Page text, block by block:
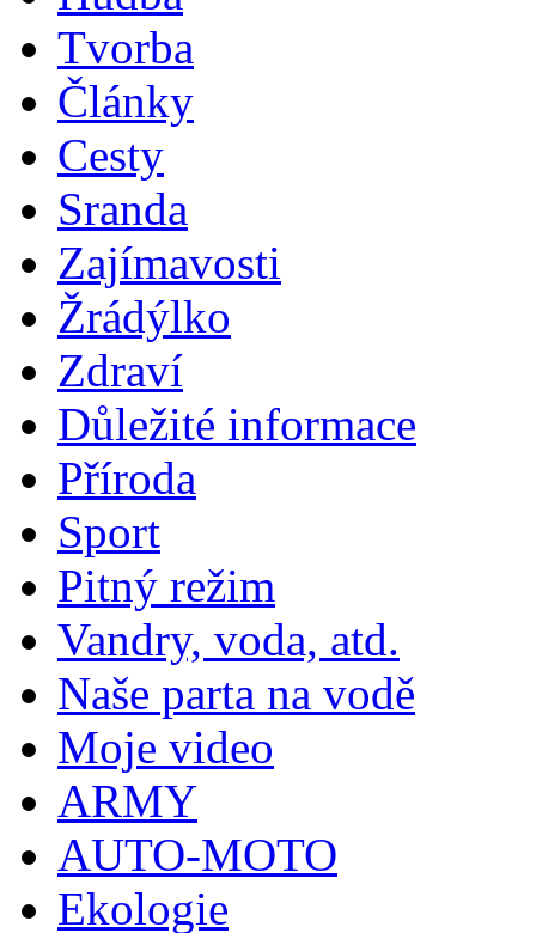
Tvorba
Články
Cesty
Sranda
Zajímavosti
Žrádýlko
Zdraví
Důležité informace
Příroda
Sport
Pitný režim
Vandry, voda, atd.
Naše parta na vodě
Moje video
ARMY
AUTO-MOTO
Ekologie